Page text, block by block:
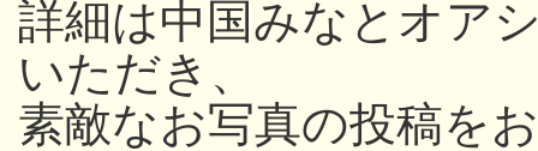
詳細は中国みなとオア
いただき、
素敵なお写真の投稿を